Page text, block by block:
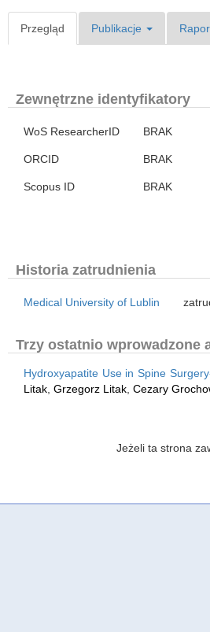
Przegląd Publikacje
Zewnętrzne identyfikatory
WoS ResearcherID BRAK
ORCID BRAK
Scopus ID BRAK
Historia zatrudnienia
Medical University of Lublin
Trzy ostatnio wprowadzone
Hydroxyapatite Use in Spine
Litak Grzegorz Litak Cezary
Jeżeli ta strona